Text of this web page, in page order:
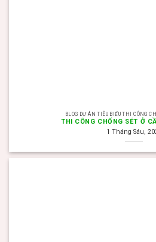
BLOG DỰ ÁN TIÊU BIỂU THI CÔNG
THI CÔNG CHỐNG SÉT Ở
1 Tháng Sáu,